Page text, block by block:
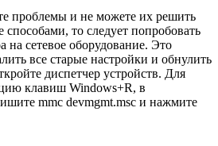
проблемы и не можете их решить
то следует попробовать
на сетевое оборудование. Это
все старые настройки и обнулить
диспетчер устройств. Для
клавиш Windows+R, в
mmc devmgmt.msc и нажмите